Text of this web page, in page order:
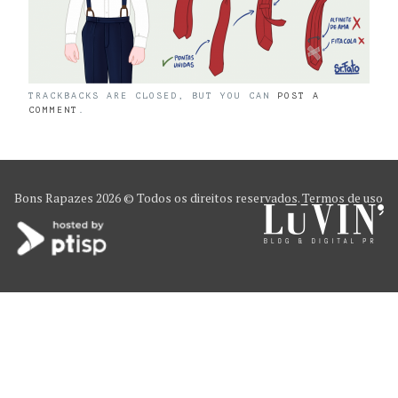
TRACKBACKS ARE CLOSED, BUT YOU CAN POST A
COMMENT
Bons Rapazes 2026 © Todos os direitos reservados.Termos de uso